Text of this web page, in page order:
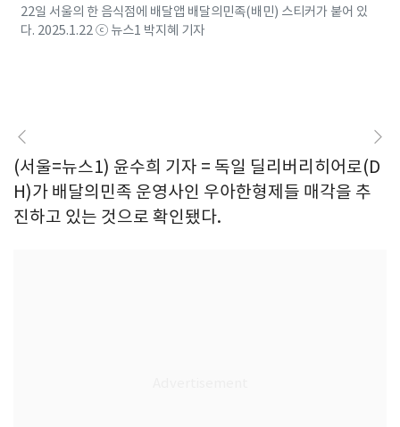
22일 서울의 한 음식점에 배달앱 배달의민족(배민) 스티커가 붙어 있
다. 2025.1.22 ⓒ 뉴스1 박지혜 기자
(서울=뉴스1) 윤수희 기자 = 독일 딜리버리히어로(D
H)가 배달의민족 운영사인 우아한형제들 매각을 추
진하고 있는 것으로 확인됐다.